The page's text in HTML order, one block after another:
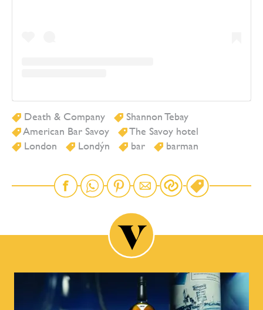
Death & Company
Shannon Tebay
American Bar Savoy
The Savoy hotel
London
Londýn bar barman